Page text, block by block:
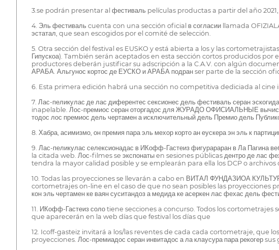
3.se podrán presentar al фестиваль películas productas a partir del año
4. Эль фестиваль cuenta con una sección oficial в согласии llamada
эстатал, que sean escogidos por el comité de selección.
5. Otra sección del festival es EUSKO y está abierta a los y las
Гипускоа). También serán aceptados en esta sección cortos producidos
productores deberán justificar su adscripción a la C.A.V. con algún
АРАБА. Альгунос кортос де ЕУСКО и АРАБА подран ser parte de la sección
6. Esta primera edición habrá una sección no competitiva dediciada al
7. Лас-пеликулас де лас диферентес сексионес дель фестиваль серан
inapelable. Лос-премиос серан оторгадос для ЖУРАДО ОФИСИАЛЬНЫЕ
тодос лос премиос дель чертамен а исключительный дель Премио дель
8. Хабра, асимизмо, он премия пара эль мехор корто ан еускера эн эль к
9. Лас-пеликулас селексионадас в ИКофф-Гастеиз фигурараран в Ла
la citada web. Лос-filmes se экспонаты en sesiones públicas дентро де лас
tendra la mayor calidad posible y se emplearán para ella los DCP o archivos
10. Todas las proyecciones se llevarán a cabo en ВИТАЛ ФУНДАЗИОА
cortometrajes on-line en el caso de que no sean posibles las proyecciones
кон эль чертамен ке ваян суситандоз а медида ке асеркен лас фехас дель
11. ИКофф-Гастеиз соло tiene secciones a concurso. Todos los
que aparecerán en la web días que festival los días que
12. Icoff-gasteiz invitará a los/las reventes de cada cada cortometraje, que
proyecciones. Лос-премиадос серан инвитадос а ла клаусура пара рекогер